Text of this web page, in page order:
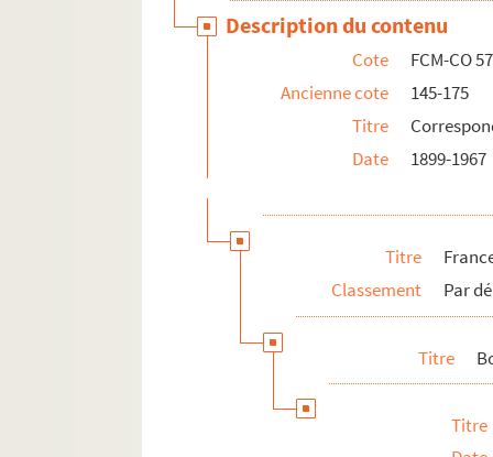
Servan, Adrien
Société française des lubrifiants
Société générale des
Société marseillaise de
Société méridionale
Terrail, Payen & Cie
Transports Mitjaville
Valette, Ernest
Description du contenu
Cote
FCM-CO
Ancienne cote
145-175
Titre
Date
1899-1967
Titre
Classement
Par
Titre
Titre